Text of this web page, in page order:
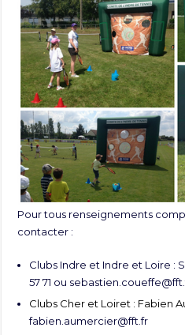
Pour tous renseignements
contacter :
Clubs Indre et Indre et Loire :
57 71 ou
Clubs Cher et Loiret : Fabien
fabien.aumercier@fft.fr